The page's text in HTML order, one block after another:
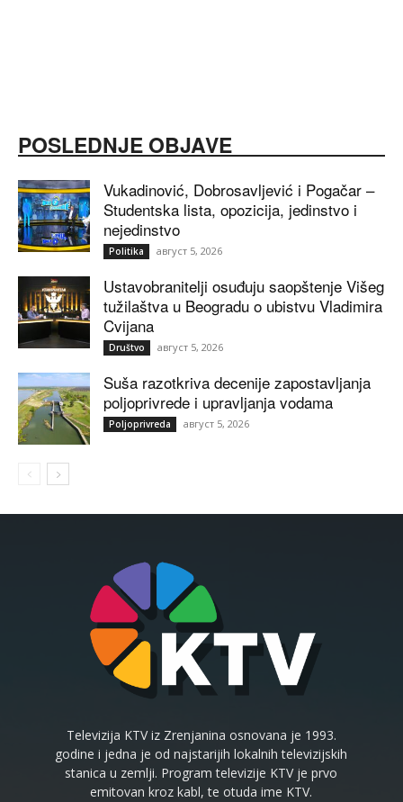
POSLEDNJE OBJAVE
Vukadinović, Dobrosavljević i Pogačar –
Studentska lista, opozicija, jedinstvo i
nejedinstvo
Politika август 5, 2026
Ustavobranitelji osuđuju saopštenje Višeg
tužilaštva u Beogradu o ubistvu Vladimira
Cvijana
Društvo август 5, 2026
Suša razotkriva decenije zapostavljanja
poljoprivrede i upravljanja vodama
Poljoprivreda август 5, 2026
Televizija KTV iz Zrenjanina osnovana je 1993.
godine i jedna je od najstarijih lokalnih televizijskih
stanica u zemlji. Program televizije KTV je prvo
emitovan kroz kabl, te otuda ime KTV.